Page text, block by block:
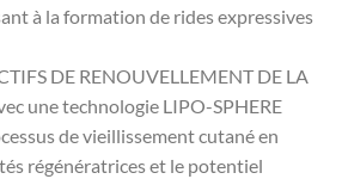
à la formation de rides expressives
DE RENOUVELLEMENT DE LA
une technologie LIPO-SPHERE
de vieillissement cutané en
régénératrices et le potentiel